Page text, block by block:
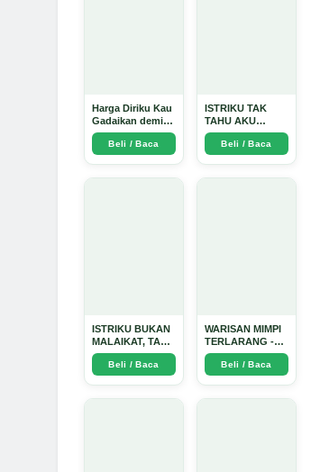
Harga Diriku Kau
Gadaikan demi
Perempuan Itu -
Arda Dinata
Beli / Baca
ISTRIKU TAK
TAHU AKU
PENGUSAHA
EMAS - Arda
Dinata
Beli / Baca
ISTRIKU BUKAN
MALAIKAT, TAPI
AKU JUGA
TIDAK SUCI -
Beli / Baca
WARISAN MIMPI
TERLARANG -
Arda Dinata
Beli / Baca